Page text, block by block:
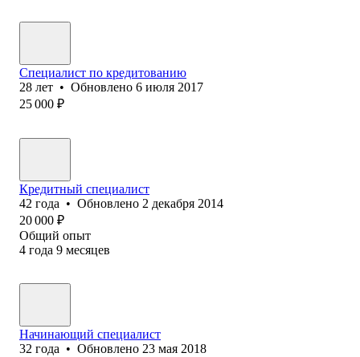
Специалист по кредитованию
28 лет • Обновлено 6 июля 2017
25 000 ₽
Кредитный специалист
42 года • Обновлено 2 декабря 2014
20 000 ₽
Общий опыт
4 года 9 месяцев
Начинающий специалист
32 года • Обновлено 23 мая 2018